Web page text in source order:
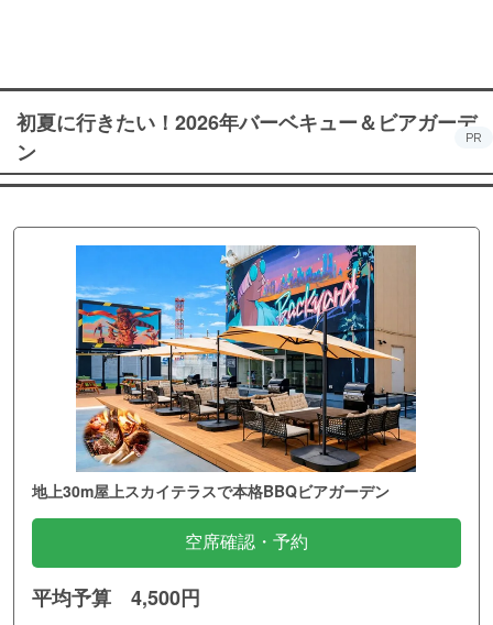
初夏に行きたい！2026年バーベキュー＆ビアガーデ
ン
PR
地上30m屋上スカイテラスで本格BBQビアガーデン
空席確認・予約
平均予算 4,500円